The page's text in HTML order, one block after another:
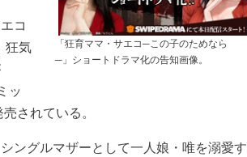
「狂育ママ・サエコ─この子のためなら
─」ショートドラマ化の告知画像。
コ
狂気
ッ
されている。
ングルマザーとして一人娘・唯を溺愛す